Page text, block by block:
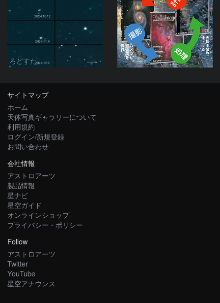
ろどすた
サイトマップ
ホーム
天体写真ギャラリーについて
利用規約
ログイン/新規登録
お問い合わせ
会社情報
アストロアーツ
製品情報
星ナビ
星空ガイド
オンラインショップ
プライバシー・ポリシー
Follow
アストロアーツ
Twitter
YouTube
星空アナウンス